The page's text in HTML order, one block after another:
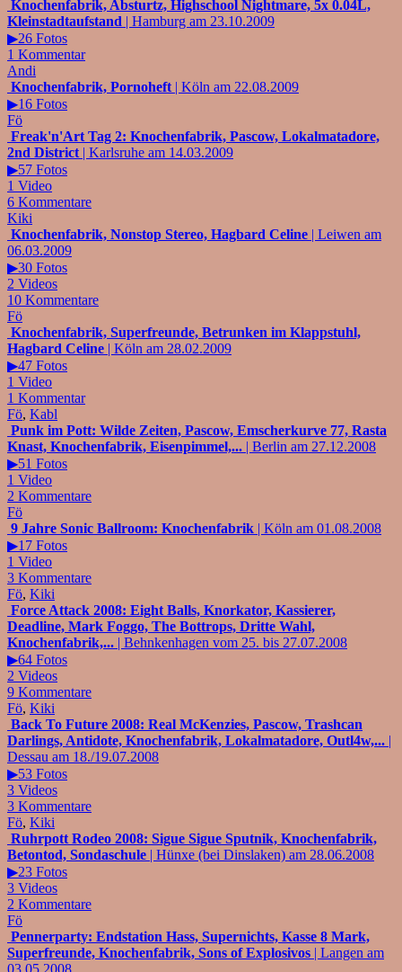
Knochenfabrik, Absturtz, Highschool Nightmare, 5x 0.04L,
Kleinstadtaufstand | Hamburg am 23.10.2009
▶26 Fotos
1 Kommentar
Andi
Knochenfabrik, Pornoheft | Köln am 22.08.2009
▶16 Fotos
Fö
Freak'n'Art Tag 2: Knochenfabrik, Pascow, Lokalmatadore,
2nd District | Karlsruhe am 14.03.2009
▶57 Fotos
1 Video
6 Kommentare
Kiki
Knochenfabrik, Nonstop Stereo, Hagbard Celine | Leiwen am
06.03.2009
▶30 Fotos
2 Videos
10 Kommentare
Fö
Knochenfabrik, Superfreunde, Betrunken im Klappstuhl,
Hagbard Celine | Köln am 28.02.2009
▶47 Fotos
1 Video
1 Kommentar
Fö, Kabl
Punk im Pott: Wilde Zeiten, Pascow, Emscherkurve 77, Rasta
Knast, Knochenfabrik, Eisenpimmel,... | Berlin am 27.12.2008
▶51 Fotos
1 Video
2 Kommentare
Fö
9 Jahre Sonic Ballroom: Knochenfabrik | Köln am 01.08.2008
▶17 Fotos
1 Video
3 Kommentare
Fö, Kiki
Force Attack 2008: Eight Balls, Knorkator, Kassierer,
Deadline, Mark Foggo, The Bottrops, Dritte Wahl,
Knochenfabrik,... | Behnkenhagen vom 25. bis 27.07.2008
▶64 Fotos
2 Videos
9 Kommentare
Fö, Kiki
Back To Future 2008: Real McKenzies, Pascow, Trashcan
Darlings, Antidote, Knochenfabrik, Lokalmatadore, Outl4w,... |
Dessau am 18./19.07.2008
▶53 Fotos
3 Videos
3 Kommentare
Fö, Kiki
Ruhrpott Rodeo 2008: Sigue Sigue Sputnik, Knochenfabrik,
Betontod, Sondaschule | Hünxe (bei Dinslaken) am 28.06.2008
▶23 Fotos
3 Videos
2 Kommentare
Fö
Pennerparty: Endstation Hass, Supernichts, Kasse 8 Mark,
Superfreunde, Knochenfabrik, Sons of Explosivos | Langen am
03.05.2008